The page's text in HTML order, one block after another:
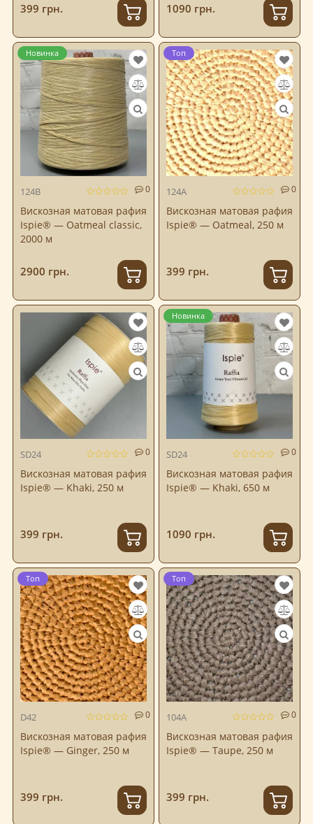
399 грн. 1090 грн.
124B 0
Вискозная матовая рафия
Ispie® — Oatmeal classic,
2000 м
Новинка
2900 грн.
124A 0
Вискозная матовая рафия
Ispie® — Oatmeal, 250 м
Топ
399 грн.
SD24 0
Вискозная матовая рафия
Ispie® — Khaki, 250 м
399 грн.
SD24 0
Вискозная матовая рафия
Ispie® — Khaki, 650 м
Новинка
1090 грн.
D42 0
Вискозная матовая рафия
Ispie® — Ginger, 250 м
Топ
399 грн.
104A 0
Вискозная матовая рафия
Ispie® — Taupe, 250 м
Топ
399 грн.